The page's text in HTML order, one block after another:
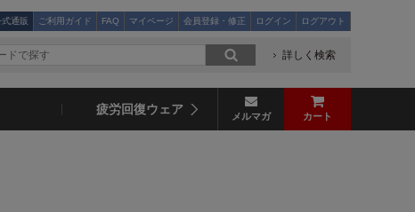
式通販 ご利用ガイド FAQ マイページ 会員登録・修正 ログイン ログアウト
詳しく検索
疲労回復ウェア メルマガ カート